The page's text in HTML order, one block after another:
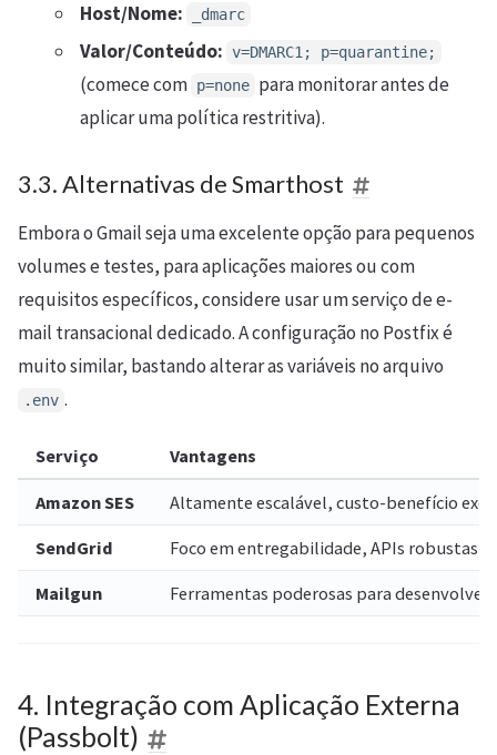
Host/Nome:
_dmarc
Valor/Conteúdo: v=DMARC1; p=quarantine;
(comece com p=none para monitorar antes de
aplicar uma política restritiva).
3.3. Alternativas de Smarthost
Embora o Gmail seja uma excelente opção para pequenos
volumes e testes, para aplicações maiores ou com
requisitos específicos, considere usar um serviço de e-
mail transacional dedicado. A configuração no Postfix é
muito similar, bastando alterar as variáveis no arquivo
.env .
Serviço Vantagens
Amazon SES Altamente escalável, custo-benefício
SendGrid Foco em entregabilidade, APIs robustas e
Mailgun Ferramentas poderosas para
4. Integração com Aplicação Externa
(Passbolt)